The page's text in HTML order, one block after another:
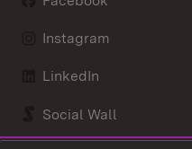
Instagram
LinkedIn
Social Wall